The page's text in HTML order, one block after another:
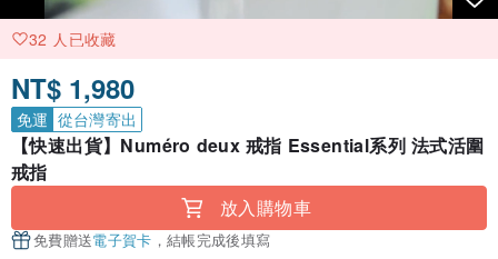
32 人已收藏
NT$ 1,980
免運 從台灣寄出
【快速出貨】Numéro deux 戒指 Essential系列 法式活圍
戒指
放入購物車
免費贈送電子賀卡 ，結帳完成後填寫